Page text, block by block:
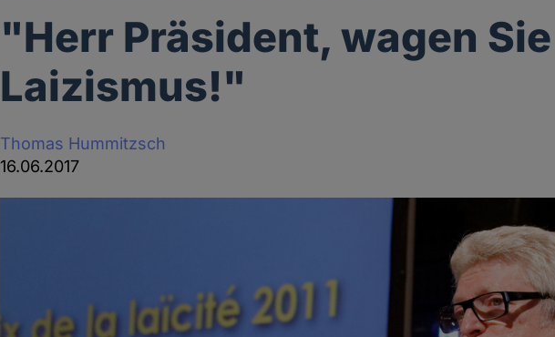
"Herr Präsident, wagen
Laizismus!"
Thomas Hummitzsch
16.06.2017